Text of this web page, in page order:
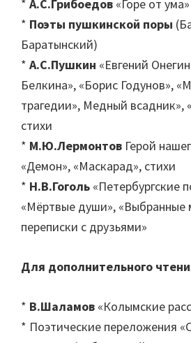
* А.С.Грибоедов «Горе от ума»
* Поэты пушкинской поры
Баратынский)
* А.С.Пушкин «Евгений
Белкина», «Борис Годунов»,
трагедии», Медный всадник»,
стихи
* М.Ю.Лермонтов Герой
«Демон», «Маскарад», стихи
* Н.В.Гоголь «Петербургские
«Мёртвые души», «Выбранные
переписки с друзьями»
Для дополнительного
* В.Шаламов «Колымские
* Поэтические переложения